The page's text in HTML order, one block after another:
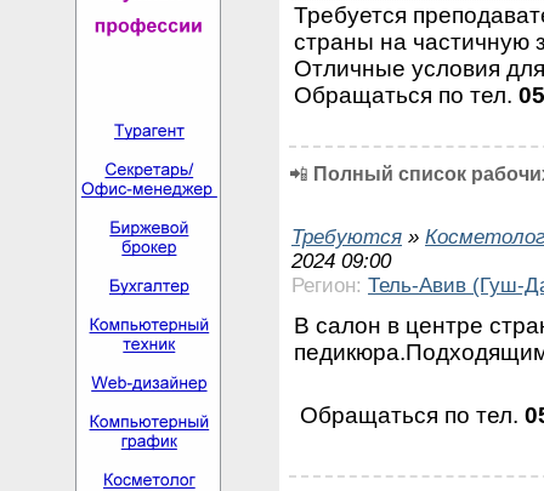
Требуется
страны на частичную
Отличные условия
Обращаться по тел.
📲 Полный список
Требуются »
2024 09:00
Регион: Тель-Авив (Гуш-
В салон в центре
Обращаться по тел.